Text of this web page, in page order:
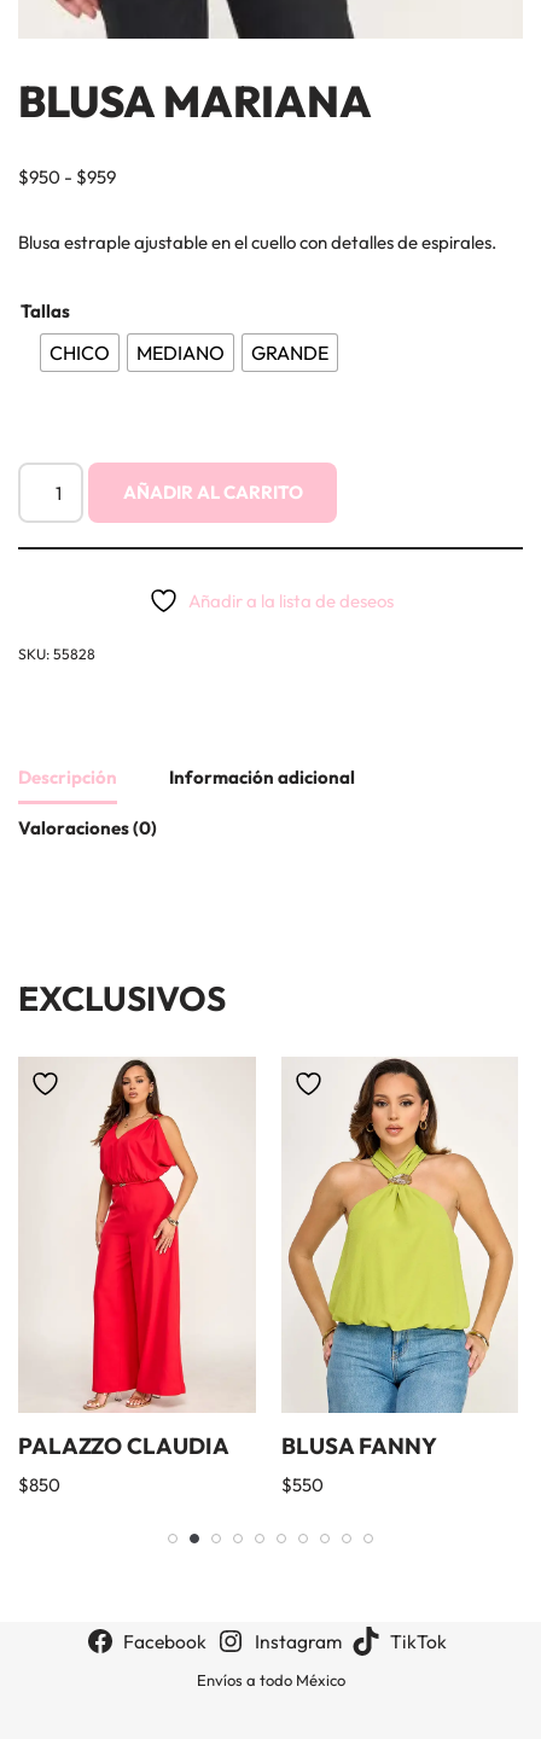
BLUSA MARIANA
$950 - $959
Blusa estraple ajustable en el cuello con detalles de espirales.
Tallas
CHICO MEDIANO GRANDE
AÑADIR AL CARRITO
Añadir a la lista de deseos
SKU: 55828
Descripción Información adicional
Valoraciones (0)
EXCLUSIVOS
PALAZZO CLAUDIA
$850
BLUSA FANNY
$550
Facebook Instagram TikTok
Envíos a todo México